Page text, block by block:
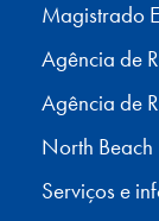
Magistrado
Agência de
Agência de
North Beach
Serviços e